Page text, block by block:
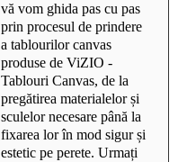
vă vom ghida pas cu pas
prin procesul de prindere
a tablourilor canvas
produse de ViZIO -
Tablouri Canvas, de la
pregătirea materialelor și
sculelor necesare până la
fixarea lor în mod sigur și
estetic pe perete. Urmați